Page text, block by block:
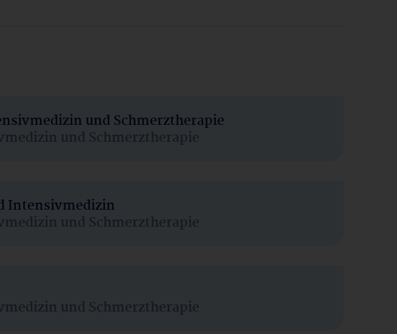
und Schmerztherapie
und Schmerztherapie
Intensivmedizin
und Schmerztherapie
und Schmerztherapie